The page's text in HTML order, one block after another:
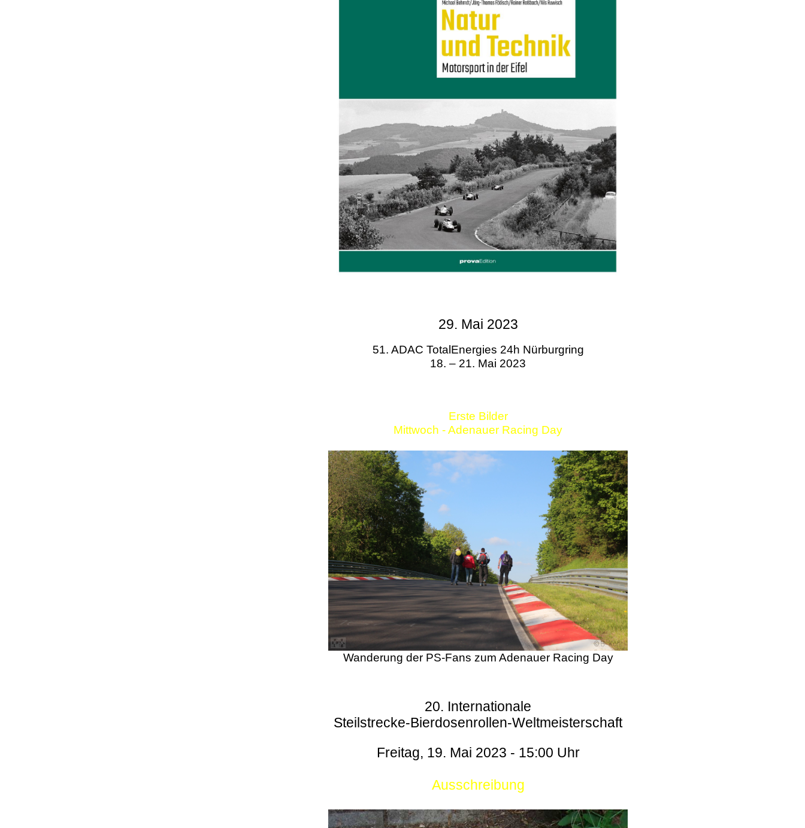
29. Mai 2023
51. ADAC TotalEnergies 24h Nürburgring
18. – 21. Mai 2023
Erste Bilder
Mittwoch - Adenauer Racing Day
Wanderung der PS-Fans zum Adenauer Racing Day
20. Internationale
Steilstrecke-Bierdosenrollen-Weltmeisterschaft
Freitag, 19. Mai 2023 - 15:00 Uhr
Ausschreibung